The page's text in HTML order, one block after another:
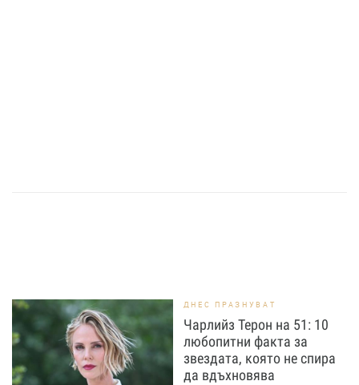
ДНЕС ПРАЗНУВАТ
Чарлийз Терон на 51: 10
любопитни факта за
звездата, която не спира
да вдъхновява